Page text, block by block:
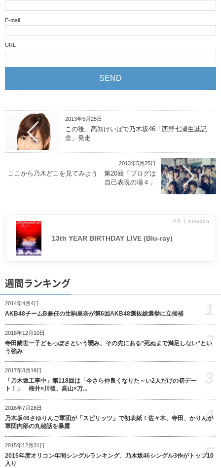
E-mail
URL
2013年5月25日
この後、高知けいばで乃木坂46「西野七瀬生誕記
念」発走
2013年5月25日
ここから乃木どこを見てみよう 第20回「ブログは
自己表現の場４」
PR │ Amazon
13th YEAR BIRTHDAY LIVE (Blu-ray)
週間ランキング
2014年4月4日
AKB48チームB兼任の生駒里奈が第6回AKB48選抜総選挙に立候補
2018年12月10日
寺田蘭世ー子どもっぽさという弱み、その先にある”死ぬまで満足しない”とい
う強み
2
2017年8月19日
「乃木坂工事中」第118回は「今さら仲良くなりた～い2人だけの初デー
ト！」 桜井×川後、高山×万...
2016年7月28日
乃木坂46さゆりんご軍団が「スピリッツ」で初表紙！佐々木、寺田、かりんが
軍団内部の丸秘話を暴露
4
2015年12月31日
2015年度オリコン年間シングルランキング、乃木坂46シングル3作がトップ10
入り
5